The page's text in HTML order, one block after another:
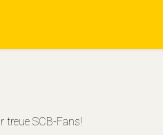
treue SCB-Fans!